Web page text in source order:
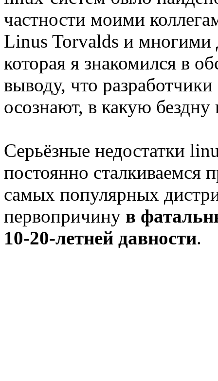
частности моими
Linus Torvalds и
которая я знакомился в
выводу, что
осознают, в какую бездну
Серьёзные недостатки
постоянно сталкиваемся
самых популярных
первопричину в
10-20-летней давности.